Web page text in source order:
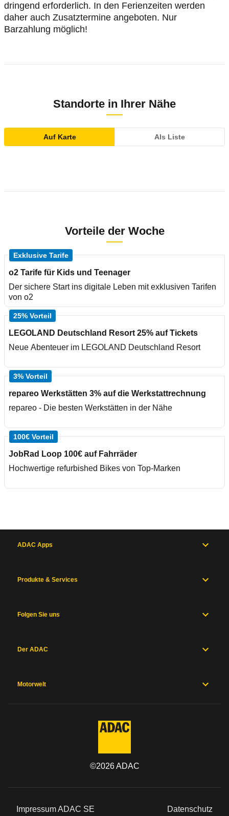
dringend erforderlich. In den Ferienzeiten werden
daher auch Zusatztermine angeboten. Nur
Barzahlung möglich!
Standorte in Ihrer Nähe
Auf Karte Als Liste
Vorteile der Woche
Exklusive Tarife
o2 Tarife für Kids und Teenager
Der sichere Start ins digitale Leben mit exklusiven Tarifen
von o2
25% Vorteil
LEGOLAND Deutschland Resort 25% auf Tickets
Neue Abenteuer im LEGOLAND Deutschland Resort
3% Vorteil
repareo Werkstätten 3% auf die Werkstattrechnung
repareo - Die besten Werkstätten in der Nähe
100€ Vorteil
JobRad Loop 100€ auf Fahrräder
Hochwertige refurbished Bikes von Top-Marken
ADAC Apps
Produkte & Services
Folgen Sie uns
Der ADAC
Motorwelt
©2026ADAC
Impressum ADAC SE Datenschutz